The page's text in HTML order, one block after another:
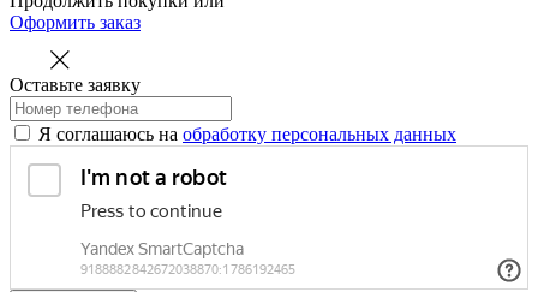
Оформить заказ
Оставьте заявку
Я соглашаюсь на обработку персональных данных